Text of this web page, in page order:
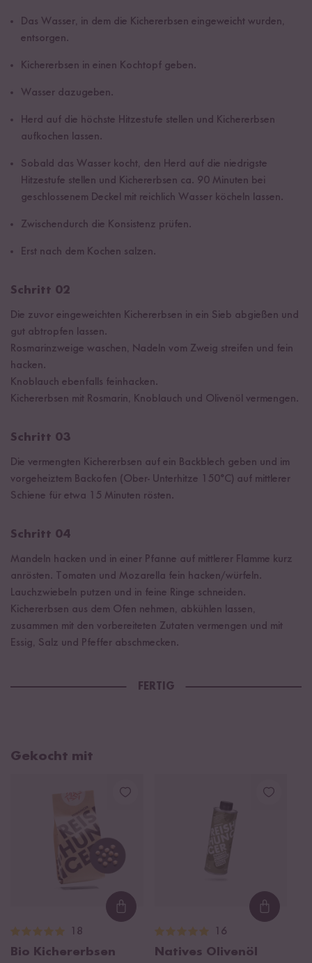
Das Wasser, in dem die Kichererbsen eingeweicht wurden,
entsorgen.
Kichererbsen in einen Kochtopf geben.
Wasser dazugeben.
Herd auf die höchste Hitzestufe stellen und Kichererbsen
aufkochen lassen.
Sobald das Wasser kocht, den Herd auf die niedrigste
Hitzestufe stellen und Kichererbsen ca. 90 Minuten bei
geschlossenem Deckel mit reichlich Wasser köcheln lassen.
Zwischendurch die Konsistenz prüfen.
Erst nach dem Kochen salzen.
Schritt 02
Die zuvor eingeweichten Kichererbsen in ein Sieb abgießen und
gut abtropfen lassen.
Rosmarinzweige waschen, Nadeln vom Zweig streifen und fein
hacken.
Knoblauch ebenfalls feinhacken.
Kichererbsen mit Rosmarin, Knoblauch und Olivenöl vermengen.
Schritt 03
Die vermengten Kichererbsen auf ein Backblech geben und im
vorgeheiztem Backofen (Ober- Unterhitze 150°C) auf mittlerer
Schiene für etwa 15 Minuten rösten.
Schritt 04
Mandeln hacken und in einer Pfanne auf mittlerer Flamme kurz
anrösten. Tomaten und Mozarella fein hacken/würfeln.
Lauchzwiebeln putzen und in feine Ringe schneiden.
Kichererbsen aus dem Ofen nehmen, abkühlen lassen,
zusammen mit den vorbereiteten Zutaten vermengen und mit
Essig, Salz und Pfeffer abschmecken.
FERTIG
Gekocht mit
Loading...
18
Bio Kichererbsen
16
Natives Olivenöl